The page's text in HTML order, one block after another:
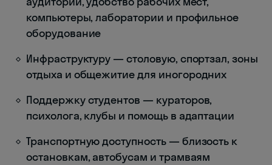
компьютеры, лаборатории и профильное
оборудование
Инфраструктуру — столовую, спортзал, зоны
отдыха и общежитие для иногородних
Поддержку студентов — кураторов,
психолога, клубы и помощь в адаптации
Транспортную доступность — близость к
остановкам, автобусам и трамваям